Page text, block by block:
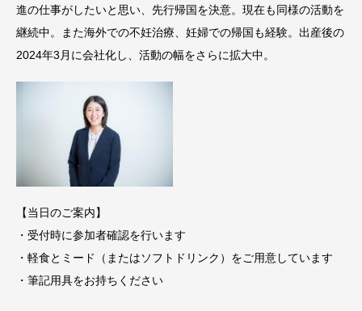
進の仕事がしたいと思い、先行帰国を決意。現在も同様の活動を
継続中。また海外での不妊治療、妊婦での帰国も経験。出産後の
2024年3月に会社化し、活動の幅をさらに拡大中。
【当日のご案内】
・受付時に参加者確認を行います
・軽食とミード（またはソフトドリンク）をご用意しています
・筆記用具をお持ちください